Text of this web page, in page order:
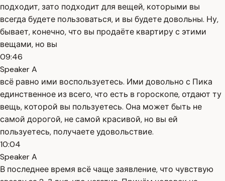
подходит, зато подходит для вещей, которыми вы
всегда будете пользоваться, и вы будете довольны. Ну,
бывает, конечно, что вы продаёте квартиру с этими
вещами, но вы
09:46
Speaker A
всё равно ими воспользуетесь. Ими довольно с Пика
единственное из всего, что есть в гороскопе, отдают ту
вещь, которой вы пользуетесь. Она может быть не
самой дорогой, не самой красивой, но вы ей
пользуетесь, получаете удовольствие.
10:04
Speaker A
В последнее время всё чаще заявление, что чувствую